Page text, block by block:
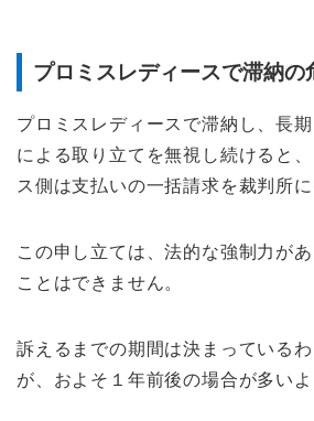
プロミスレディースで滞納の
プロミスレディースで滞納し、長
による取り立てを無視し続けると
ス側は支払いの一括請求を裁判所に
この申し立ては、法的な強制力が
ことはできません。
訴えるまでの期間は決まっている
が、およそ１年前後の場合が多いよ